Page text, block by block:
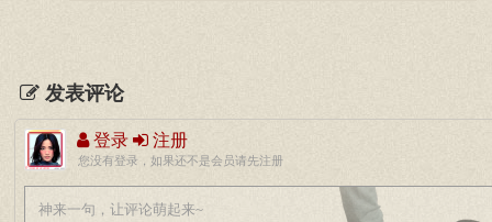
发表评论
登录 注册
您没有登录，如果还不是会员请先注册